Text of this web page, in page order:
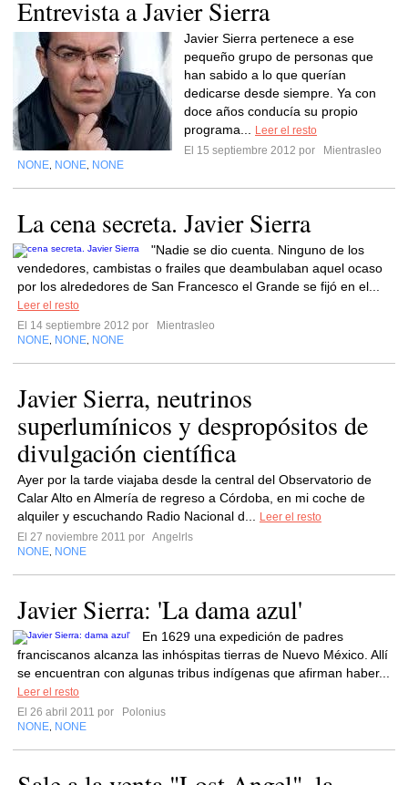
Entrevista a Javier Sierra
Javier Sierra pertenece a ese
pequeño grupo de personas que
han sabido a lo que querían
dedicarse desde siempre. Ya con
doce años conducía su propio
programa...
Leer el resto
El 15 septiembre 2012 por
Mientrasleo
NONE NONE NONE
La cena secreta. Javier Sierra
"Nadie se dio cuenta. Ninguno de los
vendedores, cambistas o frailes que deambulaban aquel ocaso
por los alrededores de San Francesco el Grande se fijó en el...
Leer el resto
El 14 septiembre 2012 por
Mientrasleo
NONE NONE NONE
Javier Sierra, neutrinos
superlumínicos y despropósitos de
divulgación científica
Ayer por la tarde viajaba desde la central del Observatorio de
Calar Alto en Almería de regreso a Córdoba, en mi coche de
alquiler y escuchando Radio Nacional d...
Leer el resto
El 27 noviembre 2011 por Angelrls
NONE NONE
Javier Sierra: 'La dama azul'
En 1629 una expedición de padres
franciscanos alcanza las inhóspitas tierras de Nuevo México. Allí
se encuentran con algunas tribus indígenas que afirman haber...
Leer el resto
El 26 abril 2011 por
Polonius
NONE NONE